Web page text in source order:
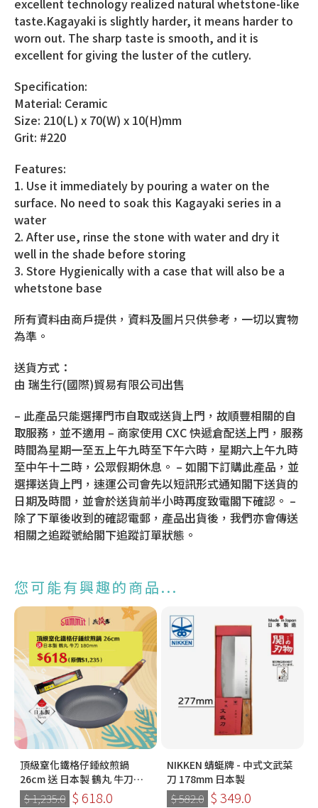
excellent technology realized natural whetstone-like
taste.Kagayaki is slightly harder, it means harder to
worn out. The sharp taste is smooth, and it is
excellent for giving the luster of the cutlery.
Specification:
Material: Ceramic
Size: 210(L) x 70(W) x 10(H)mm
Grit: #220
Features:
1. Use it immediately by pouring a water on the
surface. No need to soak this Kagayaki series in a
water
2. After use, rinse the stone with water and dry it
well in the shade before storing
3. Store Hygienically with a case that will also be a
whetstone base
所有資料由商戶提供，資料及圖片只供參考，一切以實物
為準。
送貨方式：
由 瑞生行(國際)貿易有限公司出售
– 此產品只能選擇門市自取或送貨上門，故順豐相關的自
取服務，並不適用 – 商家使用 CXC 快遞倉配送上門，服務
時間為星期一至五上午九時至下午六時，星期六上午九時
至中午十二時，公眾假期休息。 – 如閣下訂購此產品，並
選擇送貨上門，速運公司會先以短訊形式通知閣下送貨的
日期及時間，並會於送貨前半小時再度致電閣下確認。 –
除了下單後收到的確認電郵，產品出貨後，我們亦會傳送
相關之追蹤號給閣下追蹤訂單狀態。
您可能有興趣的商品...
頂級窒化鐵格仔錘紋煎鍋
26cm 送 日本製 鶴丸 牛刀
180mm
$ 1,235.0 $ 618.0
NIKKEN 蜻蜓牌 - 中式文武菜
刀 178mm 日本製
$ 582.0 $ 349.0